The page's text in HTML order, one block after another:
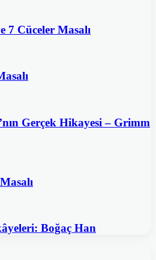
7 Cüceler Masalı
Gerçek Hikayesi – Grimm
Boğaç Han